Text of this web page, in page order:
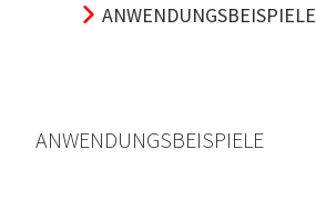
ANWENDUNGSBEISPIELE
ANWENDUNGSBEISPIELE